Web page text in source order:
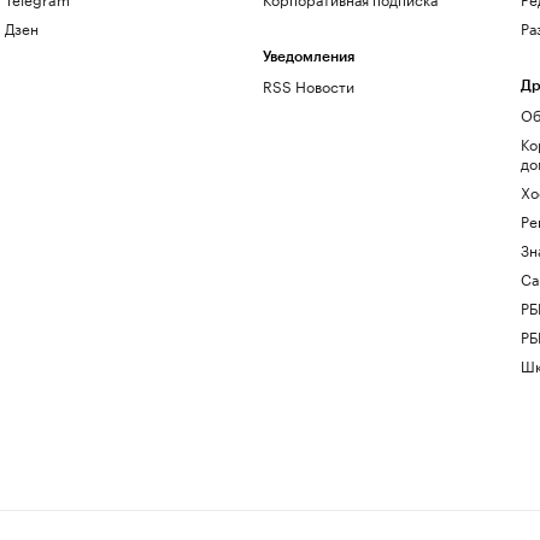
Дзен
Уведомления
RSS Новости